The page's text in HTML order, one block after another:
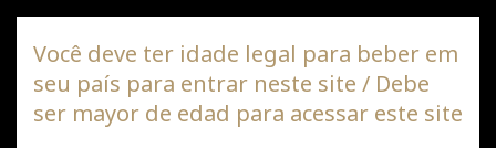
Vinha DAGAZ
de
Você deve ter idade legal para beber em
seu país para entrar neste site / Debe
ser mayor de edad para acessar este site